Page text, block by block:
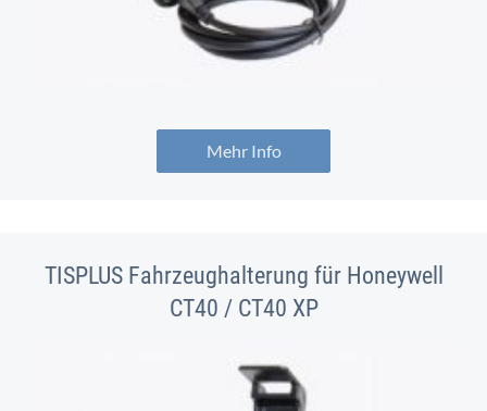
Mehr Info
TISPLUS Fahrzeughalterung für Honeywell
CT40 / CT40 XP